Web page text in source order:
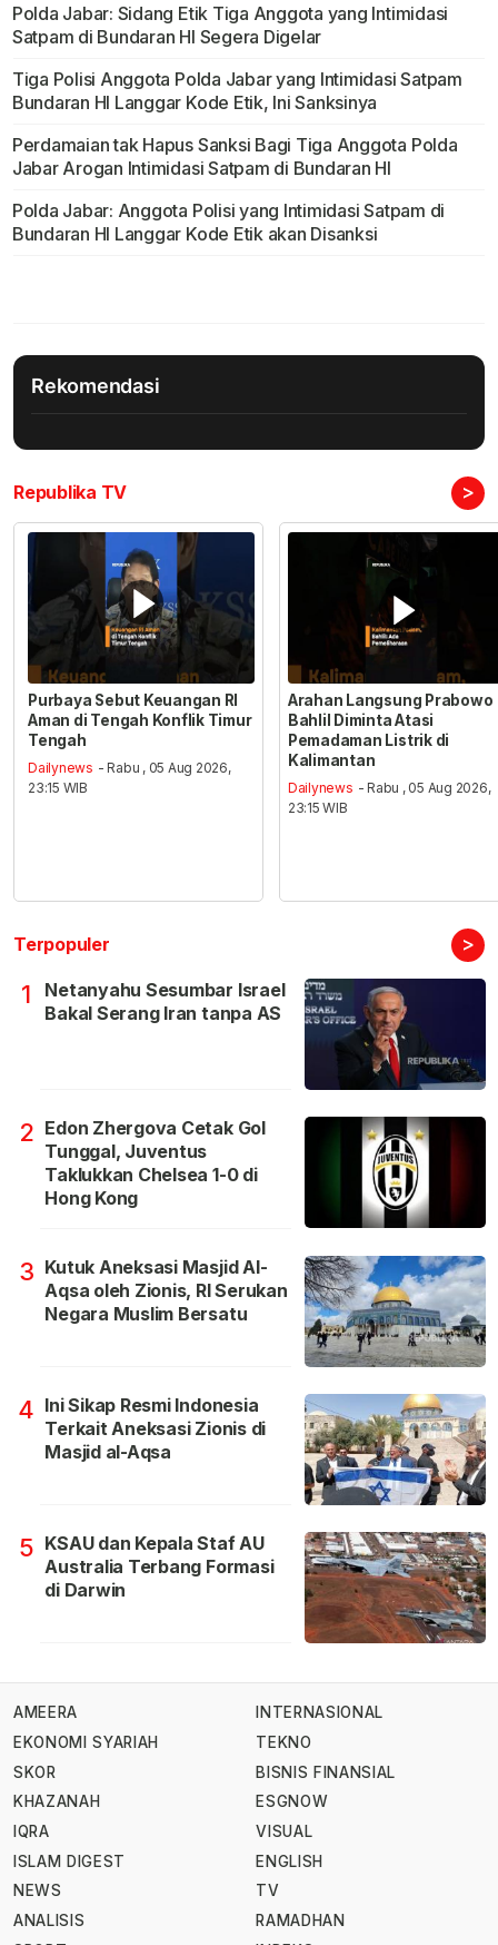
Polda Jabar: Sidang Etik Tiga Anggota yang Intimidasi
Satpam di Bundaran HI Segera Digelar
Tiga Polisi Anggota Polda Jabar yang Intimidasi Satpam
Bundaran HI Langgar Kode Etik, Ini Sanksinya
Perdamaian tak Hapus Sanksi Bagi Tiga Anggota Polda
Jabar Arogan Intimidasi Satpam di Bundaran HI
Polda Jabar: Anggota Polisi yang Intimidasi Satpam di
Bundaran HI Langgar Kode Etik akan Disanksi
Rekomendasi
Republika TV >
Purbaya Sebut Keuangan RI
Aman di Tengah Konflik Timur
Tengah
Dailynews - Rabu , 05 Aug 2026,
23:15 WIB
Arahan Langsung Prabowo
Bahlil Diminta Atasi
Pemadaman Listrik di
Kalimantan
Dailynews - Rabu , 05 Aug 2026,
23:15 WIB
Terpopuler >
1
Netanyahu Sesumbar Israel
Bakal Serang Iran tanpa AS
2 Edon Zhergova Cetak Gol
Tunggal, Juventus
Taklukkan Chelsea 1-0 di
Hong Kong
3 Kutuk Aneksasi Masjid Al-
Aqsa oleh Zionis, RI Serukan
Negara Muslim Bersatu
4 Ini Sikap Resmi Indonesia
Terkait Aneksasi Zionis di
Masjid al-Aqsa
5 KSAU dan Kepala Staf AU
Australia Terbang Formasi
di Darwin
AMEERA
EKONOMI SYARIAH
SKOR
KHAZANAH
IQRA
ISLAM DIGEST
NEWS
ANALISIS
INTERNASIONAL
TEKNO
BISNIS FINANSIAL
ESGNOW
VISUAL
ENGLISH
TV
RAMADHAN